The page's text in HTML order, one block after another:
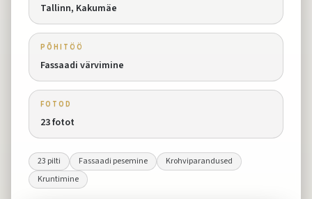
Tallinn, Kakumäe
PÕHITÖÖ
Fassaadi värvimine
FOTOD
23fotot
23 pilti Fassaadi pesemine
Krohviparandused
Kruntimine